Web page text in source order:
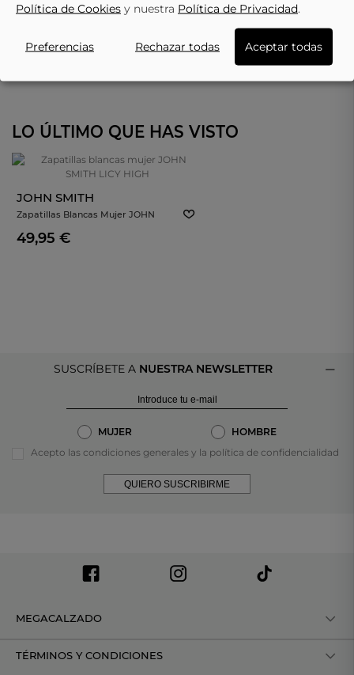
LO ÚLTIMO QUE HAS VISTO
JOHN SMITH
Zapatillas Blancas Mujer JOHN
SMITH LICY HIGH
49,95 €
SUSCRÍBETE A NUESTRA NEWSLETTER
MUJER
HOMBRE
Acepto las condiciones generales y la política de confidencialidad
QUIERO SUSCRIBIRME
MEGACALZADO
TÉRMINOS Y CONDICIONES
Política de Cookies y nuestra Política de Privacidad.
Preferencias Rechazar todas Aceptar todas